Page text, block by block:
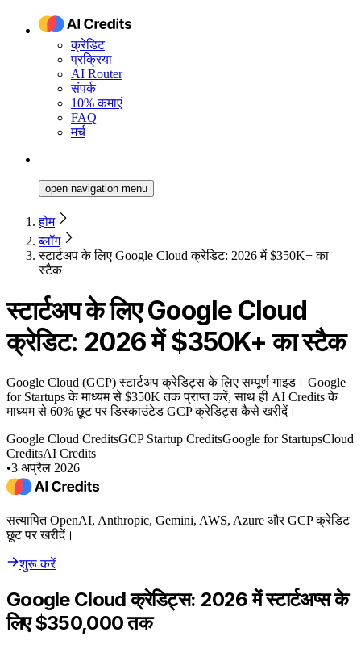
क्रेडिट
प्रक्रिया
AI Router
संपर्क
10% कमाएं
FAQ
मर्च
open navigation menu
होम
ब्लॉग
स्टार्टअप के लिए Google Cloud क्रेडिट: 2026 में $350K+ का
स्टैक
स्टार्टअप के लिए Google Cloud
क्रेडिट: 2026 में $350K+ का स्टैक
Google Cloud (GCP) स्टार्टअप क्रेडिट्स के लिए सम्पूर्ण गाइड। Google
for Startups के माध्यम से $350K तक प्राप्त करें, साथ ही AI Credits के
माध्यम से 60% छूट पर डिस्काउंटेड GCP क्रेडिट्स कैसे खरीदें।
Google Cloud CreditsGCP Startup CreditsGoogle for StartupsCloud
CreditsAI Credits
•3 अप्रैल 2026
सत्यापित OpenAI, Anthropic, Gemini, AWS, Azure और GCP क्रेडिट
छूट पर खरीदें।
शुरू करें
Google Cloud क्रेडिट्स: 2026 में स्टार्टअप्स के
लिए $350,000 तक